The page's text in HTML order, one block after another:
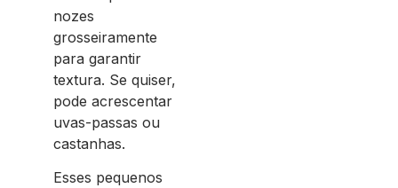
nozes
grosseiramente
para garantir
textura. Se quiser,
pode acrescentar
uvas-passas ou
castanhas.
Esses pequenos